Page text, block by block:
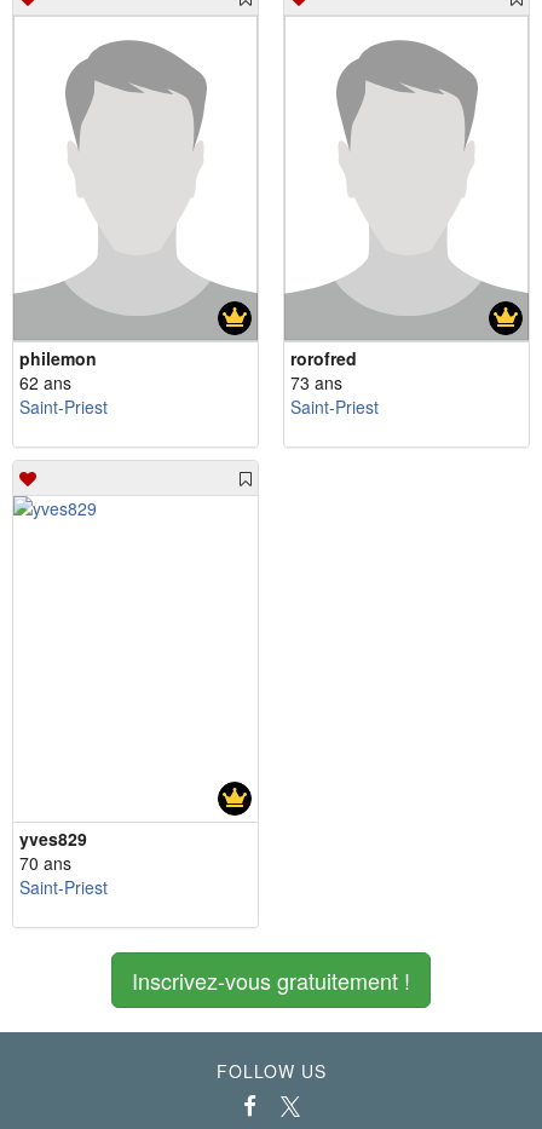
philemon
62 ans
Saint-Priest
rorofred
73 ans
Saint-Priest
yves829
70 ans
Saint-Priest
Inscrivez-vous gratuitement !
FOLLOW US